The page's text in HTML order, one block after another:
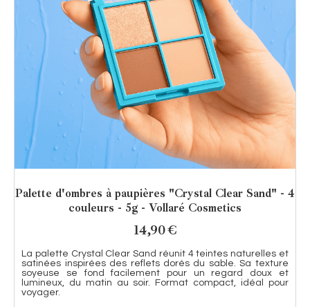
Palette d'ombres à paupières "Crystal Clear Sand" - 4
couleurs - 5g - Vollaré Cosmetics
14,90€
La palette Crystal Clear Sand réunit 4 teintes naturelles et
satinées inspirées des reflets dorés du sable. Sa texture
soyeuse se fond facilement pour un regard doux et
lumineux, du matin au soir. Format compact, idéal pour
voyager.